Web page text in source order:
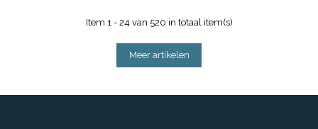
Item 1 - 24 van 520 in totaal item(s)
Meer artikelen